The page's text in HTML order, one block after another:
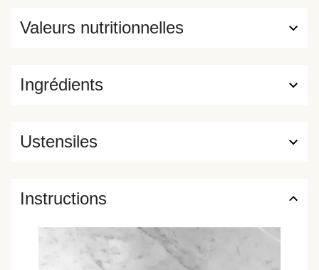
Ingrédients
Valeurs nutritionnelles
Ustensiles
Instructions